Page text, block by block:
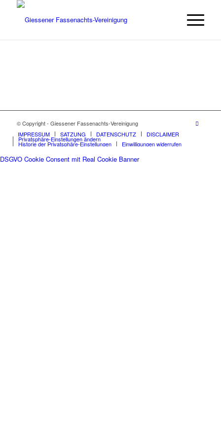
© Copyright - Giessener Fassenachts-Vereinigung
IMPRESSUM
SATZUNG DATENSCHUTZ DISCLAIMER
Privatsphäre-Einstellungen ändern
Historie der Privatsphäre-Einstellungen Einwilligungen widerrufen
DSGVO Cookie Consent mit Real Cookie Banner